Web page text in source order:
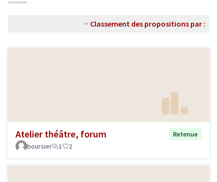
Classement des propositions par :
Atelier théâtre, forum
Retenue
boursier
1 2